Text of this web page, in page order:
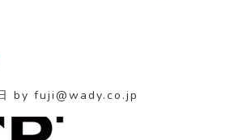
by fuji@wady.co.jp